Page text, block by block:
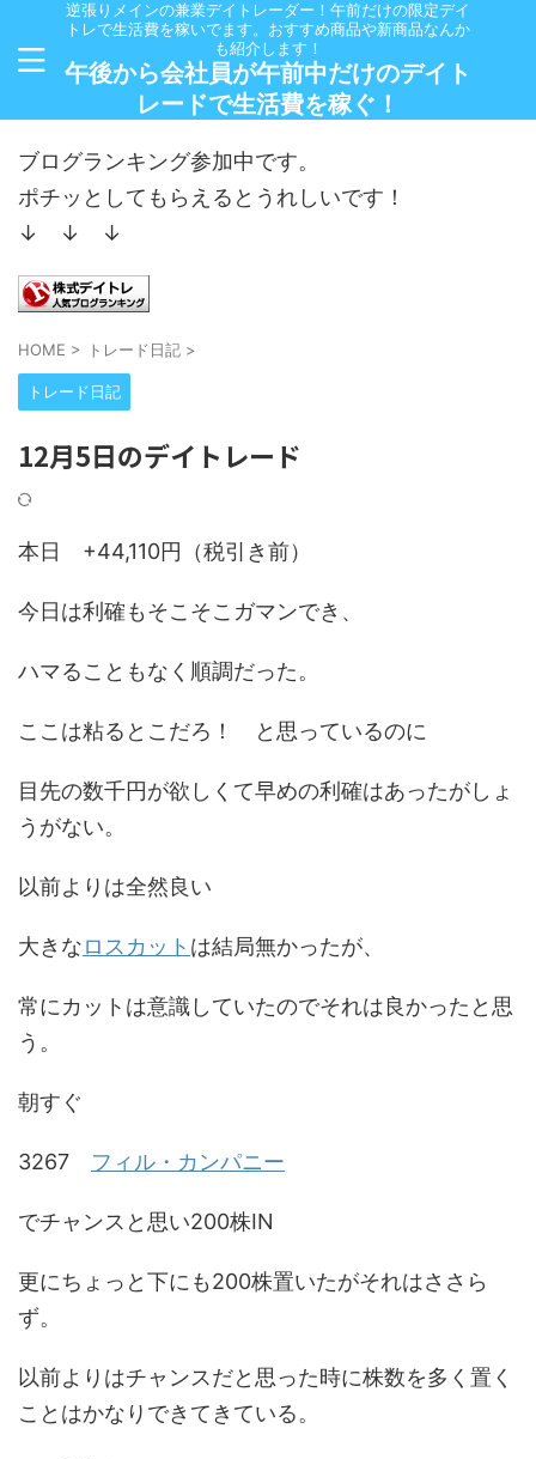
逆張りメインの兼業デイトレーダー！午前だけの限定デイ
トレで生活費を稼いでます。おすすめ商品や新商品なんか
も紹介します！
午後から会社員が午前中だけのデイト
レードで生活費を稼ぐ！
ブログランキング参加中です。
ポチッとしてもらえるとうれしいです！
↓ ↓ ↓
HOME > トレード日記 >
トレード日記
12月5日のデイトレード
本日 +44,110円（税引き前）
今日は利確もそこそこガマンでき、
ハマることもなく順調だった。
ここは粘るとこだろ！ と思っているのに
目先の数千円が欲しくて早めの利確はあったがしょ
うがない。
以前よりは全然良い
大きなロスカット は結局無かったが、
常にカットは意識していたのでそれは良かったと思
う。
朝すぐ
3267 フィル・カンパニー
でチャンスと思い200株IN
更にちょっと下にも200株置いたがそれはささら
ず。
以前よりはチャンスだと思った時に株数を多く置く
ことはかなりできてきている。